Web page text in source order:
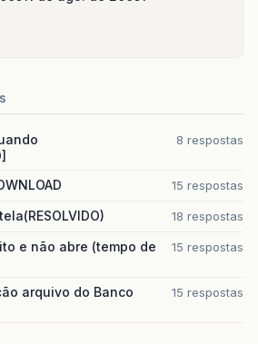
8 respostas
15 respostas
18 respostas
e não abre (tempo de
15 respostas
arquivo do Banco
15 respostas